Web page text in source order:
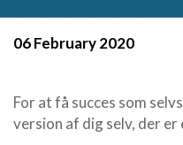
06 February 2020
For at få succes som
version af dig selv, der